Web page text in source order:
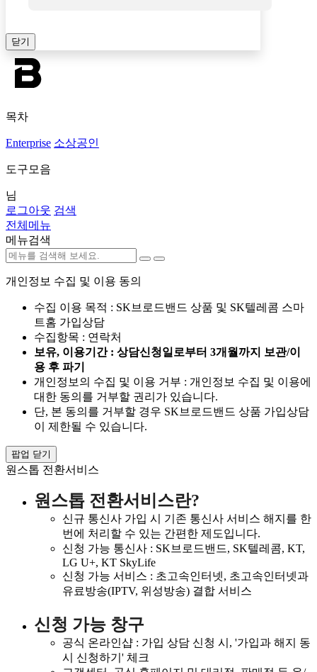
닫기
목차
Enterprise 소상공인
도구모음
님
로그아웃 검색
전체메뉴
메뉴검색
개인정보 수집 및 이용 동의
수집 이용 목적 : SK브로드밴드 상품 및 SK텔레콤 스마
트홈 가입상담
수집항목 : 연락처
보유, 이용기간 : 상담신청일로부터 3개월까지 보관/이
용 후 파기
개인정보의 수집 및 이용 거부 : 개인정보 수집 및 이용에
대한 동의를 거부할 권리가 있습니다.
단, 본 동의를 거부할 경우 SK브로드밴드 상품 가입상담
이 제한될 수 있습니다.
팝업 닫기
원스톱 전환서비스
원스톱 전환서비스란?
신규 통신사 가입 시 기존 통신사 서비스 해지를 한
번에 처리할 수 있는 간편한 제도입니다.
신청 가능 통신사 : SK브로드밴드, SK텔레콤, KT,
LG U+, KT SkyLife
신청 가능 서비스 : 초고속인터넷, 초고속인터넷과
유료방송(IPTV, 위성방송) 결합 서비스
신청 가능 창구
공식 온라인샵 : 가입 상담 신청 시, '가입과 해지 동
시 신청하기' 체크